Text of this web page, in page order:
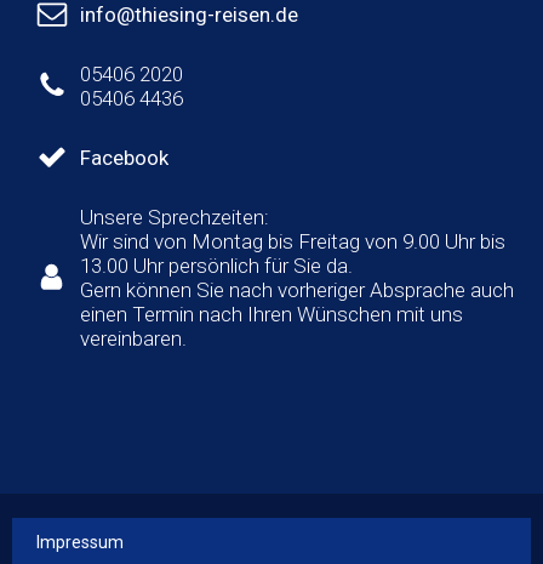
info@thiesing-reisen.de
05406 2020
05406 4436
Facebook
Unsere Sprechzeiten:
Wir sind von Montag bis Freitag von 9.00 Uhr bis
13.00 Uhr persönlich für Sie da.
Gern können Sie nach vorheriger Absprache auch
einen Termin nach Ihren Wünschen mit uns
vereinbaren.
Impressum